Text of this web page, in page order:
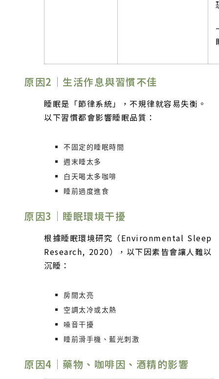
原因2｜生活作息與習慣不佳
睡眠是「節律系統」，不規律就容易失衡。
以下習慣都會影響睡眠品質：
不固定的睡眠時間
週末睡太多
白天喝太多咖啡
睡前過度進食
原因3｜睡眠環境干擾
根據睡眠環境研究（Environmental Sleep
Research, 2020），以下因素皆會讓人難以
沉睡：
房間太亮
空調太冷或太熱
噪音干擾
睡前滑手機、藍光刺激
原因4｜藥物、咖啡因、酒精的影響